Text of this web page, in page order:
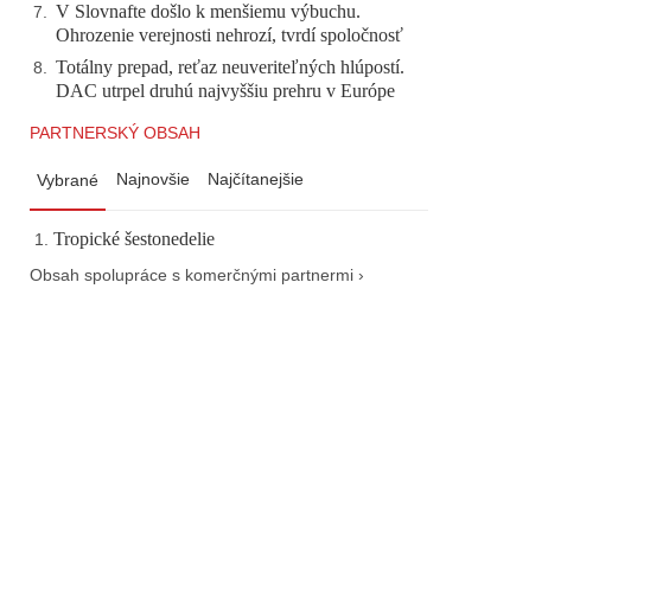
7. V Slovnafte došlo k menšiemu výbuchu.
Ohrozenie verejnosti nehrozí, tvrdí spoločnosť
8. Totálny prepad, reťaz neuveriteľných hlúpostí.
DAC utrpel druhú najvyššiu prehru v Európe
PARTNERSKÝ OBSAH
Vybrané Najnovšie Najčítanejšie
Tropické šestonedelie
Obsah spolupráce s komerčnými partnermi ›